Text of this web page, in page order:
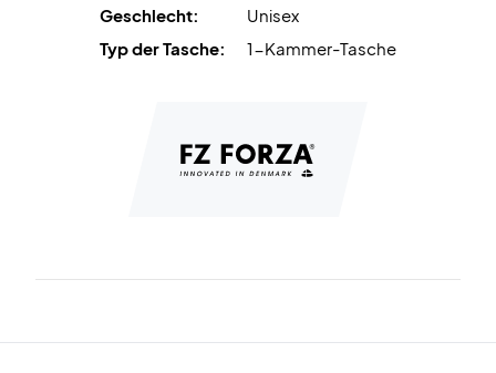
Geschlecht:
Unisex
Typ der Tasche:
1-Kammer-Tasche